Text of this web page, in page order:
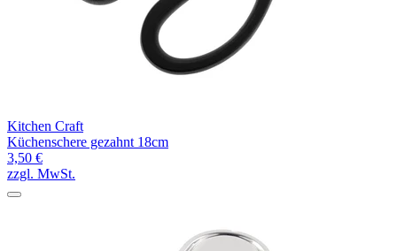
Kitchen Craft
Küchenschere gezahnt 18cm
3,50 €
zzgl. MwSt.